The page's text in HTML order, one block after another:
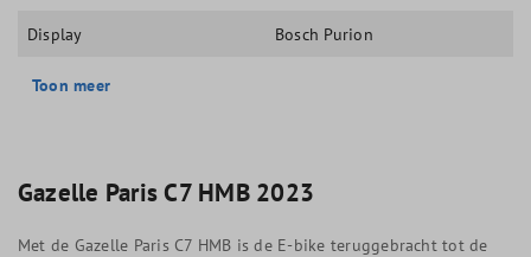
Display Bosch Purion
Toon meer
Gazelle Paris C7 HMB 2023
Met de Gazelle Paris C7 HMB is de E-bike teruggebracht tot de